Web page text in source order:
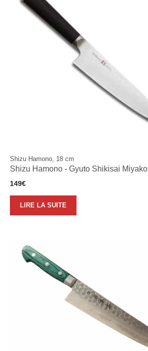
Shizu Hamono, 18 cm
Shizu Hamono - Gyuto Shikisai Miyako
149€
LIRE LA SUITE